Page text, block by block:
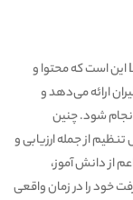
با تشکر از مقاله جالبتون مزیت LMS این است که محتوا و
ارائه می‌دهد و
شود. چنین
از جمله ارزیابی و
از دانش آموز،
خود را در زمان واقعی